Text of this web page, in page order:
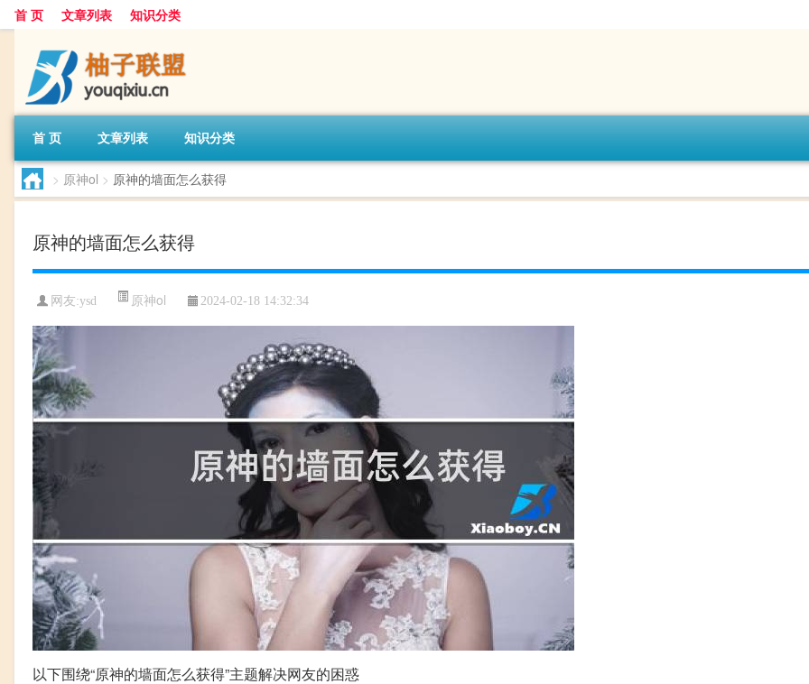
首 页 文章列表 知识分类
首 页 文章列表 知识分类
> 原神ol > 原神的墙面怎么获得
原神的墙面怎么获得
网友:ysd 原神ol 2024-02-18 14:32:34
以下围绕“原神的墙面怎么获得”主题解决网友的困惑